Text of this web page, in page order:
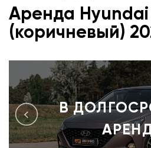
Аренда
(коричневый)